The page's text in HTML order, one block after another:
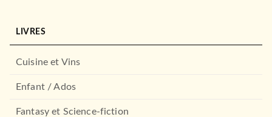
LIVRES
Cuisine et Vins
Enfant / Ados
Fantasy et Science-fiction